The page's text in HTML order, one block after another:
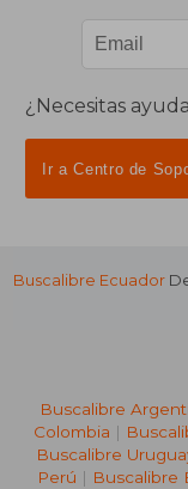
¿Necesitas
Ir a Centro de
Buscalibre Ecuador
Buscalibre
Colombia |
Buscalibre
Perú | Buscalibre